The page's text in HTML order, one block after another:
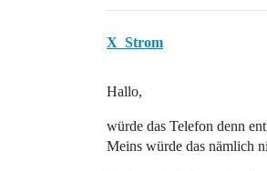
X_Strom
Hallo,
würde das Telefon denn
Meins würde das nämlich